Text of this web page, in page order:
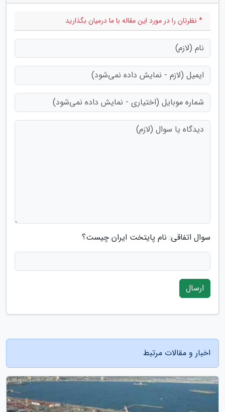
* نظرتان را در مورد این مقاله با ما درمیان بگذارید
سوال اتفاقی: نام پایتخت ایران چیست؟
ارسال
اخبار و مقالات مرتبط